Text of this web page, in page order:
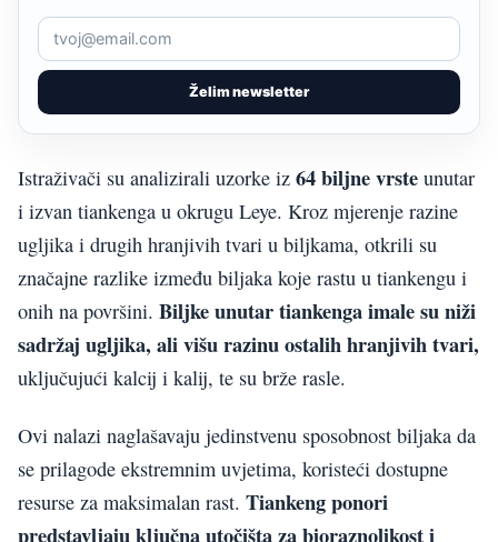
Želim newsletter
Istraživači su analizirali uzorke iz 64 biljne vrste unutar
i izvan tiankenga u okrugu Leye. Kroz mjerenje razine
ugljika i drugih hranjivih tvari u biljkama, otkrili su
značajne razlike između biljaka koje rastu u tiankengu i
onih na površini. Biljke unutar tiankenga imale su niži
sadržaj ugljika, ali višu razinu ostalih hranjivih tvari,
uključujući kalcij i kalij, te su brže rasle.
Ovi nalazi naglašavaju jedinstvenu sposobnost biljaka da
se prilagode ekstremnim uvjetima, koristeći dostupne
resurse za maksimalan rast. Tiankeng ponori
predstavljaju ključna utočišta za bioraznolikost i